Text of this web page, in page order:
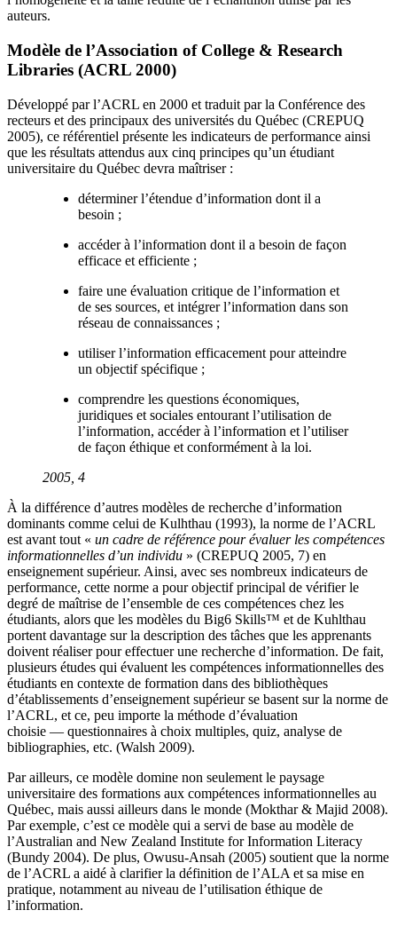
auteurs.
Modèle de l’Association of College & Research
Libraries (ACRL 2000)
Développé par l’ACRL en 2000 et traduit par la Conférence des
recteurs et des principaux des universités du Québec (CREPUQ
2005), ce référentiel présente les indicateurs de performance ainsi
que les résultats attendus aux cinq principes qu’un étudiant
universitaire du Québec devra maîtriser :
déterminer l’étendue d’information dont il a
besoin ;
accéder à l’information dont il a besoin de façon
efficace et efficiente ;
faire une évaluation critique de l’information et
de ses sources, et intégrer l’information dans son
réseau de connaissances ;
utiliser l’information efficacement pour atteindre
un objectif spécifique ;
comprendre les questions économiques,
juridiques et sociales entourant l’utilisation de
l’information, accéder à l’information et l’utiliser
de façon éthique et conformément à la loi.
2005, 4
À la différence d’autres modèles de recherche d’information
dominants comme celui de Kulhthau (1993), la norme de l’ACRL
est avant tout « un cadre de référence pour évaluer les compétences
informationnelles d’un individu » (CREPUQ 2005, 7) en
enseignement supérieur. Ainsi, avec ses nombreux indicateurs de
performance, cette norme a pour objectif principal de vérifier le
degré de maîtrise de l’ensemble de ces compétences chez les
étudiants, alors que les modèles du Big6 Skills™ et de Kuhlthau
portent davantage sur la description des tâches que les apprenants
doivent réaliser pour effectuer une recherche d’information. De fait,
plusieurs études qui évaluent les compétences informationnelles des
étudiants en contexte de formation dans des bibliothèques
d’établissements d’enseignement supérieur se basent sur la norme de
l’ACRL, et ce, peu importe la méthode d’évaluation
choisie — questionnaires à choix multiples, quiz, analyse de
bibliographies, etc. (Walsh 2009).
Par ailleurs, ce modèle domine non seulement le paysage
universitaire des formations aux compétences informationnelles au
Québec, mais aussi ailleurs dans le monde (Mokthar & Majid 2008).
Par exemple, c’est ce modèle qui a servi de base au modèle de
l’Australian and New Zealand Institute for Information Literacy
(Bundy 2004). De plus, Owusu-Ansah (2005) soutient que la norme
de l’ACRL a aidé à clarifier la définition de l’ALA et sa mise en
pratique, notamment au niveau de l’utilisation éthique de
l’information.